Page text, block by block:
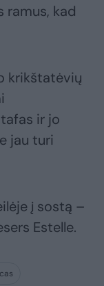
ramus, kad
krikštatėvių
ir jo
jau turi
į sostą –
Estelle.